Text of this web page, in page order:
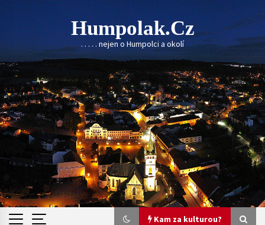
Skip
to
content
Humpolak.cz
. . . . . nejen o Humpolci a okolí
Kam za kulturou?